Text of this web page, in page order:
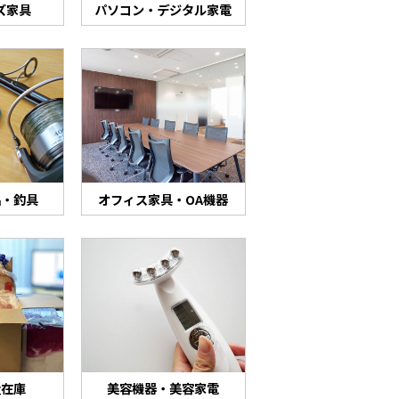
家具 パソコン・デジタル家電
釣具 オフィス家具・OA機器
庫 美容機器・美容家電